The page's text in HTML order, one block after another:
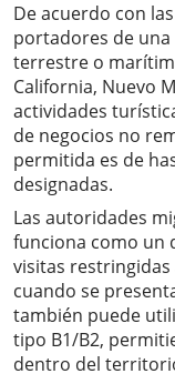
De acuerdo con
portadores de una
terrestre o
California, Nuevo
actividades
de negocios no
permitida es de
designadas.
Las autoridades
funciona como un
visitas
cuando se
también puede
tipo B1/B2,
dentro del